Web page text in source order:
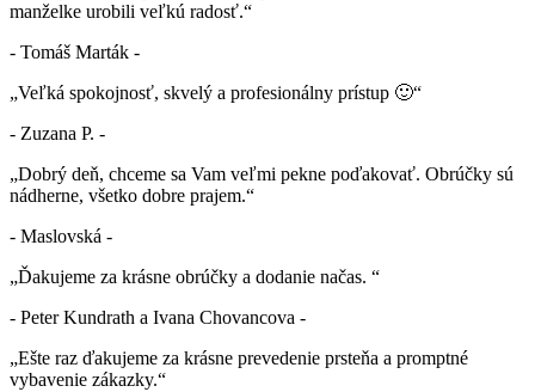
manželke urobili veľkú radosť.“
- Tomáš Marták -
„Veľká spokojnosť, skvelý a profesionálny prístup 🙂“
- Zuzana P. -
„Dobrý deň, chceme sa Vam veľmi pekne poďakovať. Obrúčky sú
nádherne, všetko dobre prajem.“
- Maslovská -
„Ďakujeme za krásne obrúčky a dodanie načas. “
- Peter Kundrath a Ivana Chovancova -
„Ešte raz ďakujeme za krásne prevedenie prsteňa a promptné
vybavenie zákazky.“